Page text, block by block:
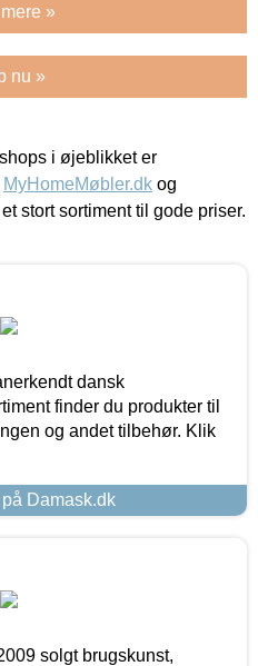
»
nu »
i øjeblikket er
MyHomeMøbler.dk og
stort sortiment til gode priser.
dansk
finder du produkter til
og andet tilbehør. Klik
Damask.dk
solgt brugskunst,